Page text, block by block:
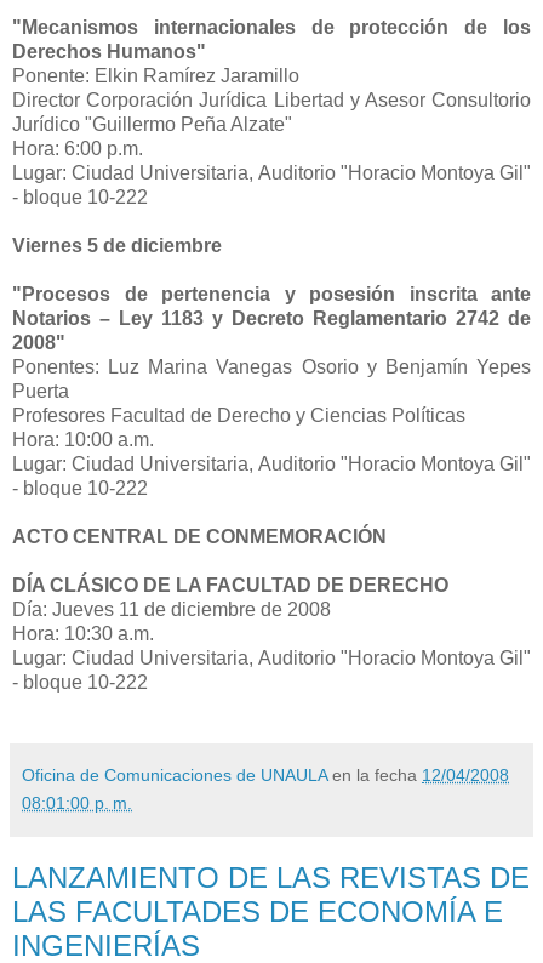
"Mecanismos internacionales de protección de los
Derechos Humanos"
Ponente: Elkin Ramírez Jaramillo
Director Corporación Jurídica Libertad y Asesor Consultorio
Jurídico "Guillermo Peña Alzate"
Hora: 6:00 p.m.
Lugar: Ciudad Universitaria, Auditorio "Horacio Montoya Gil"
- bloque 10-222
Viernes 5 de diciembre
"Procesos de pertenencia y posesión inscrita ante
Notarios – Ley 1183 y Decreto Reglamentario 2742 de
2008"
Ponentes: Luz Marina Vanegas Osorio y Benjamín Yepes
Puerta
Profesores Facultad de Derecho y Ciencias Políticas
Hora: 10:00 a.m.
Lugar: Ciudad Universitaria, Auditorio "Horacio Montoya Gil"
- bloque 10-222
ACTO CENTRAL DE CONMEMORACIÓN
DÍA CLÁSICO DE LA FACULTAD DE DERECHO
Día: Jueves 11 de diciembre de 2008
Hora: 10:30 a.m.
Lugar: Ciudad Universitaria, Auditorio "Horacio Montoya Gil"
- bloque 10-222
Oficina de Comunicaciones de UNAULA en la fecha 12/04/2008
08:01:00 p. m.
LANZAMIENTO DE LAS REVISTAS DE
LAS FACULTADES DE ECONOMÍA E
INGENIERÍAS